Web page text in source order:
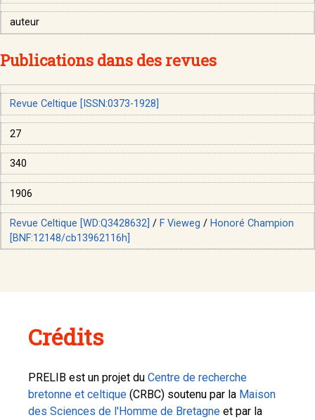
auteur
Publications dans des revues
Revue Celtique [ISSN:0373-1928]
27
340
1906
Revue Celtique [WD:Q3428632] / F Vieweg / Honoré Champion
[BNF:12148/cb13962116h]
Crédits
PRELIB est un projet du Centre de recherche
bretonne et celtique (CRBC) soutenu par la Maison
des Sciences de l'Homme de Bretagne et par la